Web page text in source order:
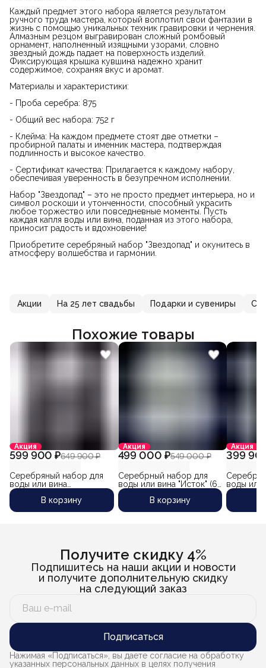
Каждый предмет этого набора является результатом
ручного труда мастера, который воплотил свои фантазии в
жизнь с помощью уникальных техник гравировки и чернения.
Алмазным резцом выгравирован сложный ромбовый
орнамент, наполненный изящными узорами, словно
звездный дождь падает на поверхность изделий.
Фиксирующая крышка кувшина надежно хранит
содержимое, сохраняя вкус и аромат.
Материалы и характеристики:
- Проба серебра: 875
- Общий вес набора: 752 г
- Клейма: На каждом предмете стоят две отметки –
пробирной палаты и именник мастера, подтверждая
подлинность и высокое качество.
- Сертификат качества: Прилагается к каждому набору,
обеспечивая уверенность в безупречном исполнении.
Набор "Звездопад" – это не просто предмет интерьера, но и
символ роскоши и утонченности, способный украсить
любое торжество или повседневные моменты. Пусть
каждая капля воды или вина, поданная из этого набора,
приносит радость и вдохновение!
Приобретите серебряный набор "Звездопад" и окунитесь в
атмосферу волшебства и гармонии.
Акции На 25 лет свадьбы Подарки и сувениры
Похожие товары
Акция
599 900 ₽649 900 ₽
Серебряный набор для
воды или вина
"Восторг-4" (6
предметов)В корзину
Акция
499 000 ₽549 000 ₽
Серебрный набор для
воды или вина "Исток" (6
предметов) объем
кувшина 1500 мл.
В корзину
Акция
399
воды или
кувшина
Получите скидку 4%
Подпишитесь на наши акции и новости
и получите дополнительную скидку
на следующий заказ
Подписаться
Нажимая «Подписаться», вы даете согласие на обработку
указанных персональных данных в целях получения